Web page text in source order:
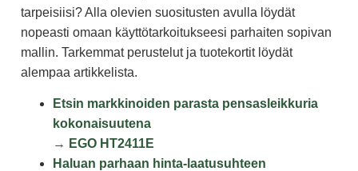
tarpeisiisi? Alla olevien suositusten avulla löydät
nopeasti omaan käyttötarkoitukseesi parhaiten sopivan
mallin. Tarkemmat perustelut ja tuotekortit löydät
alempaa artikkelista.
Etsin markkinoiden parasta pensasleikkuria
kokonaisuutena
→ EGO HT2411E
Haluan parhaan hinta-laatusuhteen